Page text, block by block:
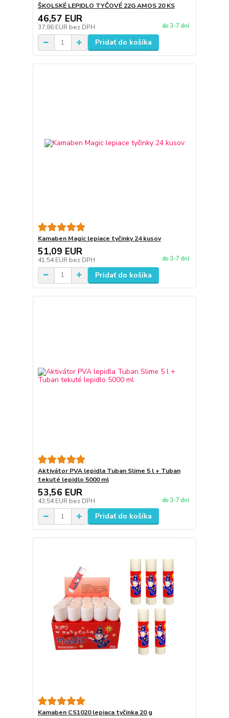
ŠKOLSKÉ LEPIDLO TYČOVÉ 22G AMOS 20 KS
46,57 EUR
37,86 EUR bez DPH do 3-7 dní
Pridať do košíka
Kamaben Magic lepiace tyčinky 24 kusov
51,09 EUR
41,54 EUR bez DPH do 3-7 dní
Pridať do košíka
Aktivátor PVA lepidla Tuban Slime 5 l + Tuban
tekuté lepidlo 5000 ml
53,56 EUR
43,54 EUR bez DPH do 3-7 dní
Pridať do košíka
Kamaben CS1020 lepiaca tyčinka 20 g